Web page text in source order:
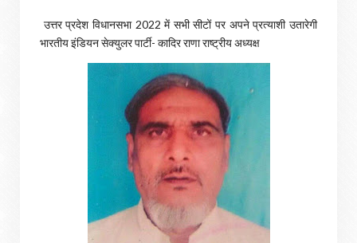
उत्तर प्रदेश विधानसभा 2022 में सभी सीटों पर अपने प्रत्याशी उतारेगी
भारतीय इंडियन सेक्युलर पार्टी- कादिर राणा राष्ट्रीय अध्यक्ष